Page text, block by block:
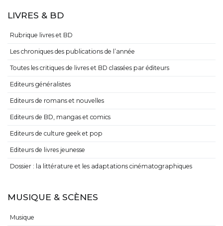
LIVRES & BD
Rubrique livres et BD
Les chroniques des publications de l’année
Toutes les critiques de livres et BD classées par éditeurs
Editeurs généralistes
Editeurs de romans et nouvelles
Editeurs de BD, mangas et comics
Editeurs de culture geek et pop
Editeurs de livres jeunesse
Dossier : la littérature et les adaptations cinématographiques
MUSIQUE & SCÈNES
Musique